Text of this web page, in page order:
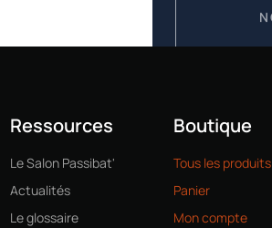
Ressources
Le Salon Passibat'
Actualités
Le glossaire
Boutique
Tous les produits
Panier
Mon compte